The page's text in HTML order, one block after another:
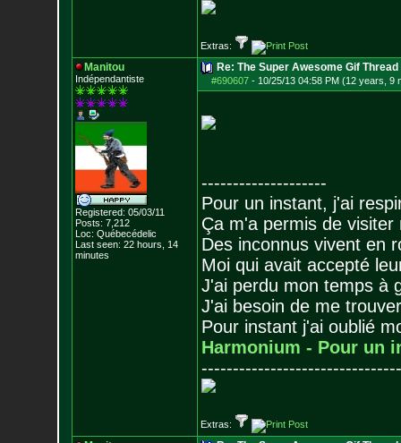
Extras:
Manitou
Indépendantiste
Registered: 05/03/11
Posts: 7,212
Loc: Québecédelic
Last seen: 22 hours, 14
minutes
Re: The Super Awesome Gif Thread
#690607- 10/25/13 04:58 PM (12 years, 9
--------------------
Pour un instant, j'ai
Ça m'a permis de visiter
Des inconnus vivent en
Moi qui avait accepté
J'ai perdu mon temps à
J'ai besoin de me
Pour instant j'ai oublié
Harmonium - Pour un
--------------------------------
Extras: